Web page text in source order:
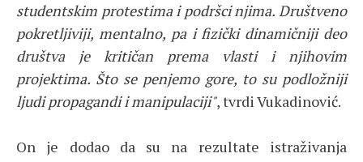
studentskim protestima i podršci njima. Društveno
pokretljiviji, mentalno, pa i fizički dinamičniji deo
društva je kritičan prema vlasti i njihovim
projektima. Što se penjemo gore, to su podložniji
ljudi propagandi i manipulaciji", tvrdi Vukadinović.
On je dodao da su na rezultate istraživanja